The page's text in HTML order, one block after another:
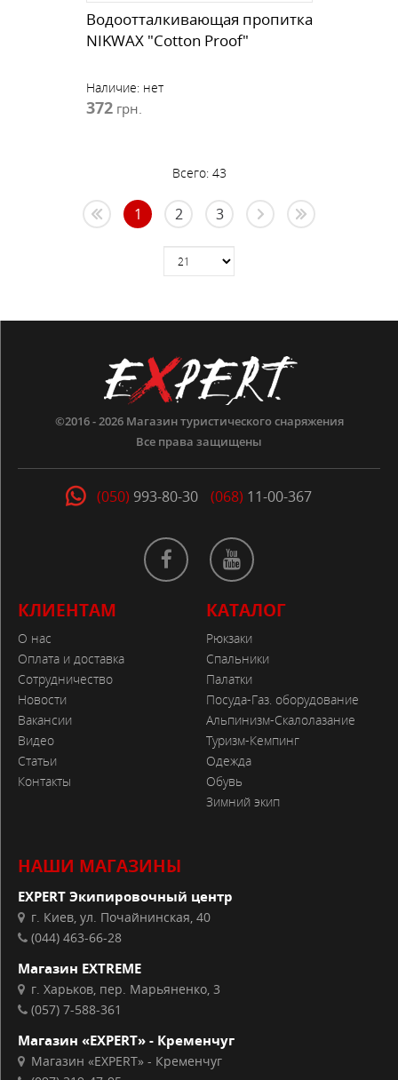
Водоотталкивающая пропитка
NIKWAX "Cotton Proof"
Наличие: нет
372 грн.
Всего: 43
1 2 3
©2016 - 2026 Магазин туристического снаряжения
Все права защищены
(050) 993-80-30 (068) 11-00-367
КЛИЕНТАМ
О нас
Оплата и доставка
Сотрудничество
Новости
Вакансии
Видео
Статьи
Контакты
КАТАЛОГ
Рюкзаки
Спальники
Палатки
Посуда-Газ. оборудование
Альпинизм-Скалолазание
Туризм-Кемпинг
Одежда
Обувь
Зимний экип
НАШИ МАГАЗИНЫ
EXPERT Экипировочный центр
г. Киев, ул. Почайнинская, 40
(044) 463-66-28
Магазин EXTREME
г. Харьков, пер. Марьяненко, 3
(057) 7-588-361
Магазин «EXPERT» - Кременчуг
Магазин «EXPERT» - Кременчуг